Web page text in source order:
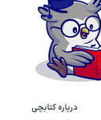
درباره کتابچی